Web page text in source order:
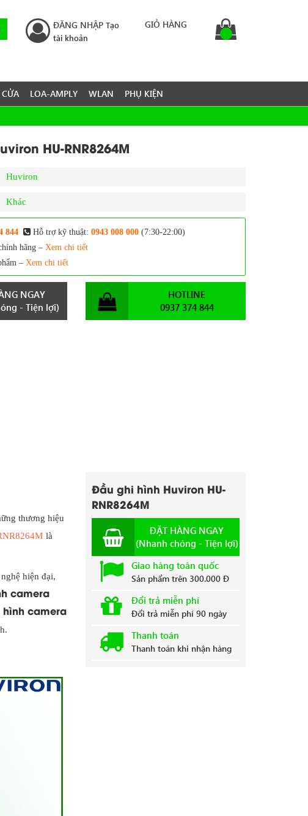
ĐĂNG NHẬP Tạo
tài khoản
GIỎ HÀNG
LOA-AMPLY WLAN PHỤ KIỆN
HU-RNR8264M
Huviron
Khác
844 Hỗ trợ kỹ thuật: 0943 008 000 (7:30-22:00)
hãng – Xem chi tiết
– Xem chi tiết
NGAY
- Tiện lợi)
HOTLINE
0937 374 844
thương hiệu
là
hiện đại,
camera
camera
Đầu ghi hình Huviron HU-
RNR8264M
ĐẶT HÀNG NGAY
(Nhanh chóng - Tiện lợi)
Giao hàng toàn quốc
Sản phẩm trên 300.000 Đ
Đổi trả miễn phí
Đổi trả miễn phí 90 ngày
Thanh toán
Thanh toán khi nhận hàng